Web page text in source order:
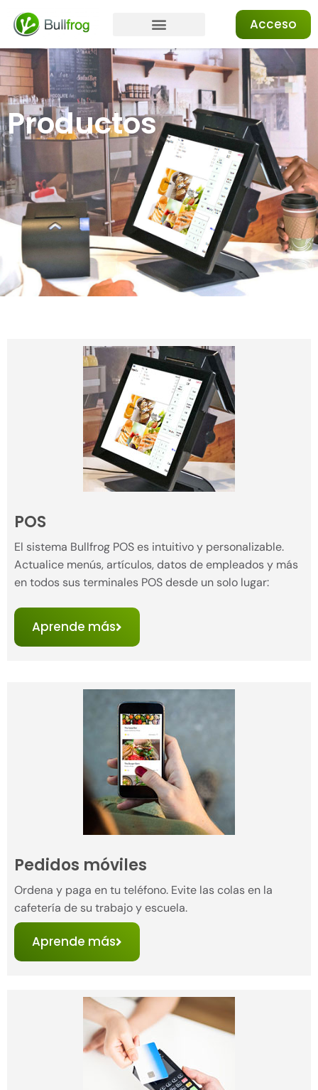
Acceso
Productos
POS
El sistema Bullfrog POS es intuitivo y personalizable.
Actualice menús, artículos, datos de empleados y más
en todos sus terminales POS desde un solo lugar:
Aprende más
Pedidos móviles
Ordena y paga en tu teléfono. Evite las colas en la
cafetería de su trabajo y escuela.
Aprende más